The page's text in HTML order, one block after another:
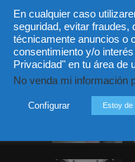
Incluso más
En cualquier caso
seguridad, evitar fraudes,
técnicamente anuncios o
consentimiento y/o
Privacidad" en tu área de
No venda mi información
Configurar Estoy de